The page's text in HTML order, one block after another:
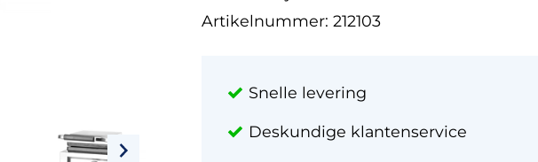
Artikelnummer: 212103
Snelle levering
Deskundige klantenservice